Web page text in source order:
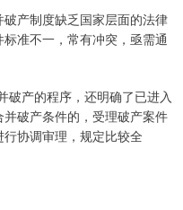
产制度缺乏国家层面的法律
准不一，常有冲突，亟需通
破产的程序，还明确了已进入
破产条件的，受理破产案件
协调审理，规定比较全